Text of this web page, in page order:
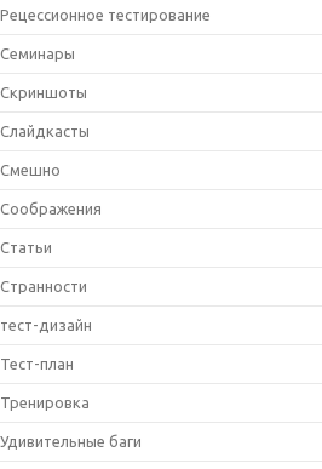
Рецессионное тестирование
Семинары
Скриншоты
Слайдкасты
Смешно
Соображения
Статьи
Странности
тест-дизайн
Тест-план
Тренировка
Удивительные баги